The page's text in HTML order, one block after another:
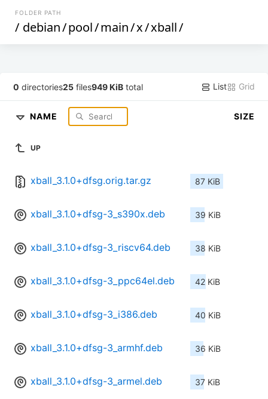
FOLDER PATH
/ debian/pool/main/x/xball/
0 directories25 files949 KiB total List Grid
NAME SIZE
UP
xball_3.1.0+dfsg.orig.tar.gz 87 KiB
xball_3.1.0+dfsg-3_s390x.deb 39 KiB
xball_3.1.0+dfsg-3_riscv64.deb 38 KiB
xball_3.1.0+dfsg-3_ppc64el.deb 42 KiB
xball_3.1.0+dfsg-3_i386.deb 40 KiB
xball_3.1.0+dfsg-3_armhf.deb 36 KiB
xball_3.1.0+dfsg-3_armel.deb 37 KiB